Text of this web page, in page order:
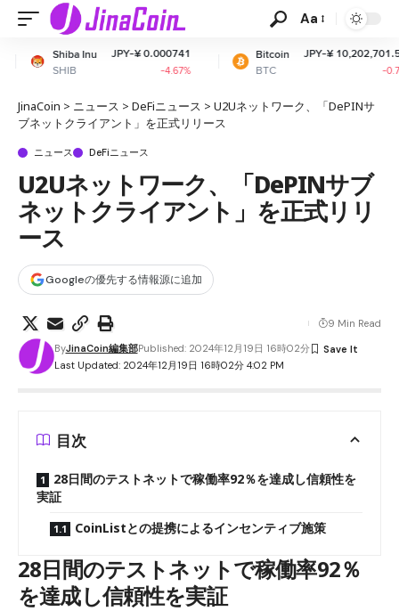
Aa
JPY-¥ 0.000741
-4.67%
Bitcoin
BTC
JPY-¥ 10,202,701.56
ETH
JinaCoin > ニュース > DeFiニュース > U2Uネットワーク、「DePINサ
ブネットクライアント」を正式リリース
ニュース DeFiニュース
U2Uネットワーク、「DePINサブ
ネットクライアント」を正式リリ
ース
Googleの優先する情報源に追加
Last Updated: 2024年12月19日 16時02分 4:02 PM
ByJinaCoin編集部Published: 2024年12月19日 16時02分
9 Min Read
目次
28日間のテストネットで稼働率92％を達成し信頼性を
実証
CoinListとの提携によるインセンティブ施策
28日間のテストネットで稼働率92％
を達成し信頼性を実証